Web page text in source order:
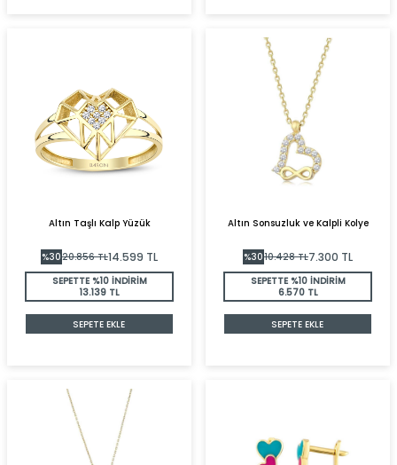
Altın Taşlı Kalp Yüzük
%3020.856TL14.599 TL
SEPETTE %10 İNDİRİM
13.139 TL
SEPETE EKLE
Altın Sonsuzluk ve Kalpli Kolye
%3010.428TL7.300 TL
SEPETTE %10 İNDİRİM
6.570 TL
SEPETE EKLE